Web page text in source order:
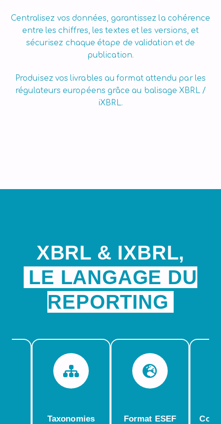
Centralisez vos données, garantissez la cohérence
entre les chiffres, les textes et les versions, et
sécurisez chaque étape de validation et de
publication.
Produisez vos livrables au format attendu par les
régulateurs européens grâce au balisage XBRL /
iXBRL.
XBRL & IXBRL,
LE LANGAGE DU
REPORTING
Taxonomies Format ESEF